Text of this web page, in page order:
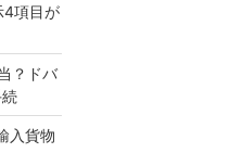
4項目が
？ドバ
入貨物